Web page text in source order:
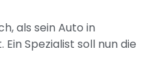
als sein Auto in
Spezialist soll nun die